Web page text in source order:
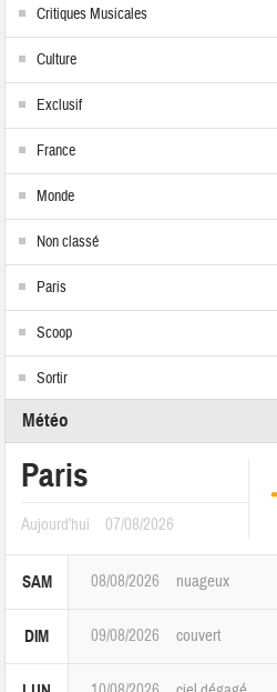
Critiques Musicales
Culture
Exclusif
France
Monde
Non classé
Paris
Scoop
Sortir
Météo
Paris
Aujourd'hui 07/08/2026
SAM 08/08/2026 nuageux
DIM 09/08/2026 couvert